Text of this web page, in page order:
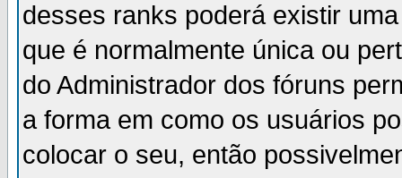
desses ranks poderá existir
que é normalmente única ou
do Administrador dos fóruns
a forma em como os usuários
colocar o seu, então